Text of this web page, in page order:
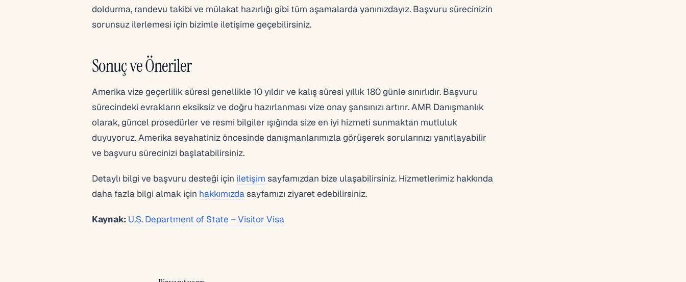
doldurma, randevu takibi ve mülakat hazırlığı gibi tüm aşamalarda yanınızdayız. Başvuru sürecinizin
sorunsuz ilerlemesi için bizimle iletişime geçebilirsiniz.
Sonuç ve Öneriler
Amerika vize geçerlilik süresi genellikle 10 yıldır ve kalış süresi yıllık 180 günle sınırlıdır. Başvuru
sürecindeki evrakların eksiksiz ve doğru hazırlanması vize onay şansınızı artırır. AMR Danışmanlık
olarak, güncel prosedürler ve resmi bilgiler ışığında size en iyi hizmeti sunmaktan mutluluk
duyuyoruz. Amerika seyahatiniz öncesinde danışmanlarımızla görüşerek sorularınızı yanıtlayabilir
ve başvuru sürecinizi başlatabilirsiniz.
Detaylı bilgi ve başvuru desteği için iletişim sayfamızdan bize ulaşabilirsiniz. Hizmetlerimiz hakkında
daha fazla bilgi almak için hakkımızdasayfamızı ziyaret edebilirsiniz.
Kaynak: U.S. Department of State – Visitor Visa